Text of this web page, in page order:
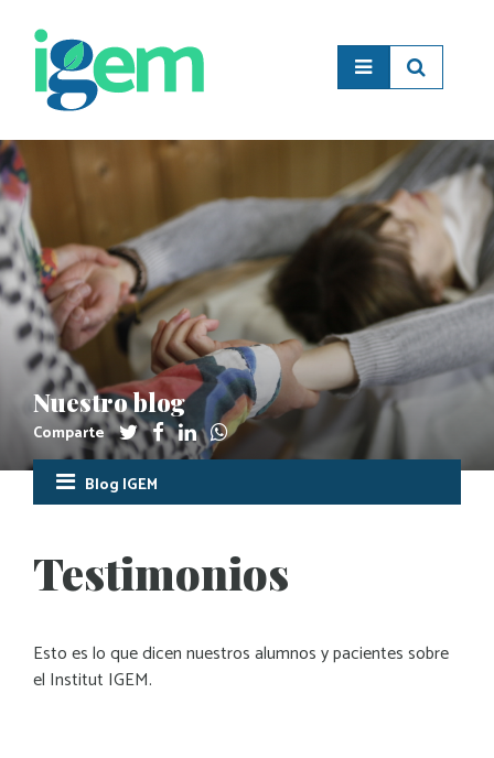
Nuestro blog
Comparte
Blog IGEM
Testimonios
Esto es lo que dicen nuestros alumnos y pacientes sobre
el Institut IGEM.